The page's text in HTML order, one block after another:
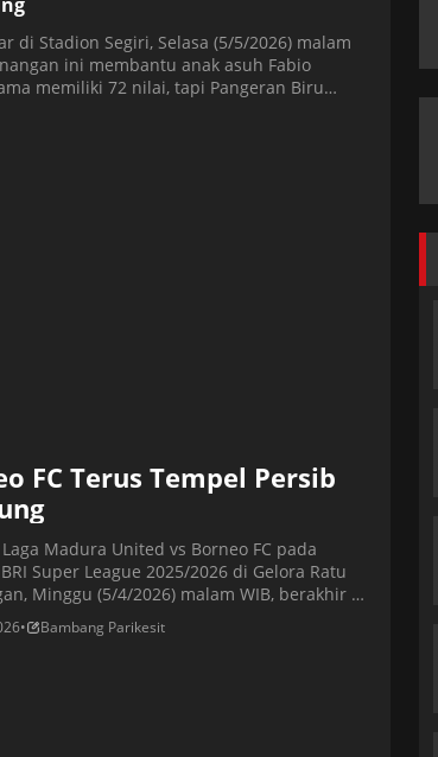
di Stadion Segiri, Selasa (5/5/2026) malam
ini membantu anak asuh Fabio
memiliki 72 nilai, tapi Pangeran Biru
sembilan […]
FC Terus Tempel Persib
Laga Madura United vs Borneo FC pada
Super League 2025/2026 di Gelora Ratu
Minggu (5/4/2026) malam WIB, berakhir 1-
jadi bintang Pesut Etam lewat brace
ke-2 dan 60. Mariano Peralta lalu
• Bambang Parikesit